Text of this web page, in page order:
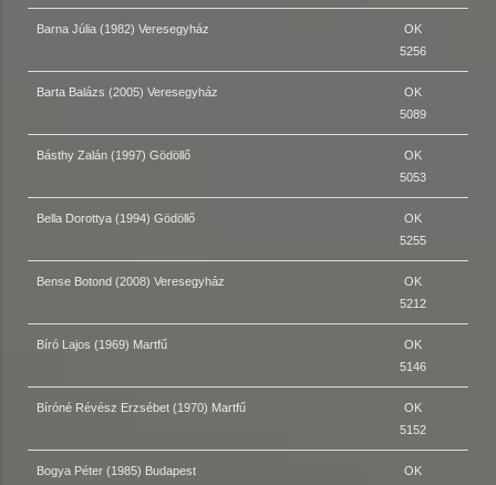
Barna Júlia (1982) Veresegyház
OK
5256
Barta Balázs (2005) Veresegyház
OK
5089
Básthy Zalán (1997) Gödöllő
OK
5053
Bella Dorottya (1994) Gödöllő
OK
5255
Bense Botond (2008) Veresegyház
OK
5212
Bíró Lajos (1969) Martfű
OK
5146
Bíróné Révész Erzsébet (1970) Martfű
OK
5152
Bogya Péter (1985) Budapest
OK